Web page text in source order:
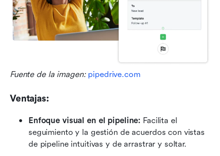
Fuente de la imagen: pipedrive.com
Ventajas:
Enfoque visual en el pipeline: Facilita el
seguimiento y la gestión de acuerdos con vistas
de pipeline intuitivas y de arrastrar y soltar.